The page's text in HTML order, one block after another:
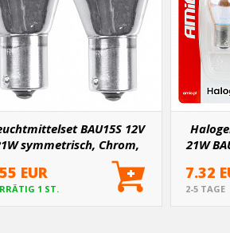
BAU15S 12V
symmetrisch, Chrom,
weiß verchromt - 2 Stk
EUR
1 ST.
21W
7.32
2-5 TAGE